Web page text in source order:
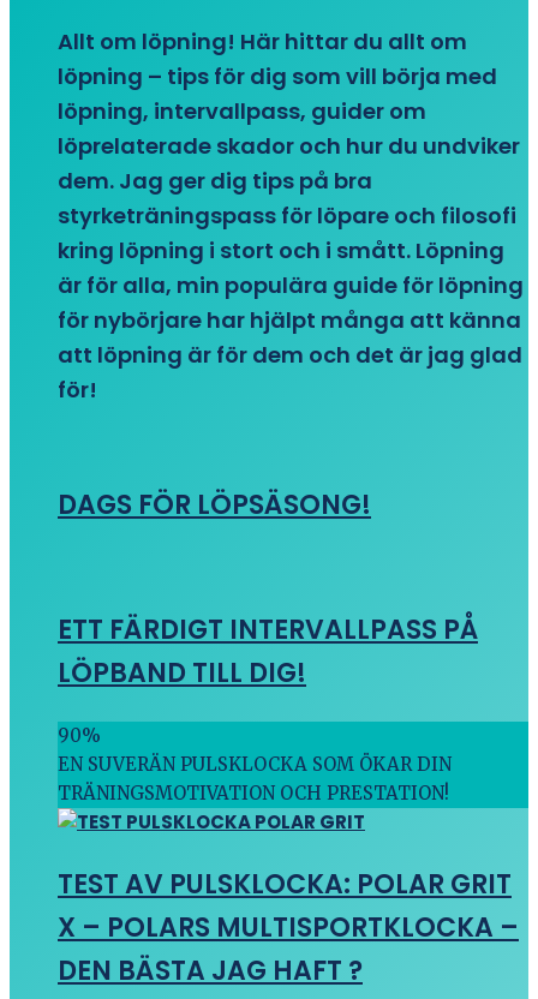
Allt om löpning! Här hittar du allt om
löpning – tips för dig som vill börja med
löpning, intervallpass, guider om
löprelaterade skador och hur du undviker
dem. Jag ger dig tips på bra
styrketräningspass för löpare och filosofi
kring löpning i stort och i smått. Löpning
är för alla, min populära guide för löpning
för nybörjare har hjälpt många att känna
att löpning är för dem och det är jag glad
för!
DAGS FÖR LÖPSÄSONG!
ETT FÄRDIGT INTERVALLPASS PÅ
LÖPBAND TILL DIG!
90%
EN SUVERÄN PULSKLOCKA SOM ÖKAR DIN
TRÄNINGSMOTIVATION OCH PRESTATION!
TEST AV PULSKLOCKA: POLAR GRIT
X – POLARS MULTISPORTKLOCKA –
DEN BÄSTA JAG HAFT ?